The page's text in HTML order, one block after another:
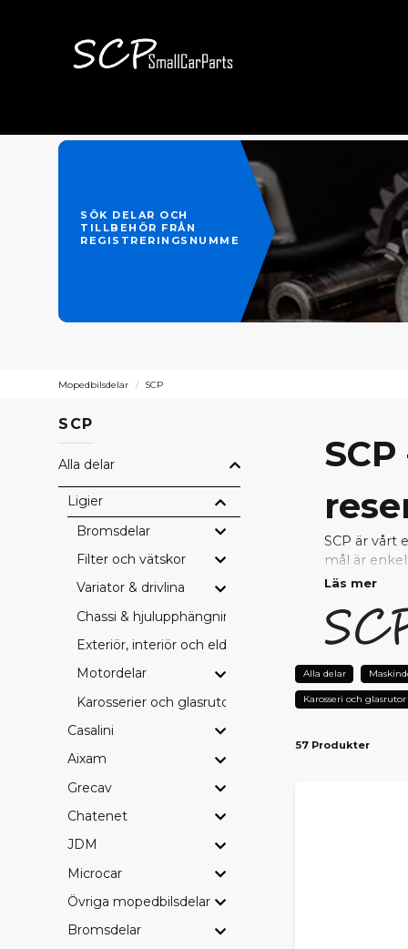
SÖK DELAR OCH
TILLBEHÖR FRÅN
REGISTRERINGSNUMMER
Mopedbilsdelar SCP
SCP
Alla delar
Ligier
Bromsdelar
Filter och vätskor
Variator & drivlina
Chassi & hjulupphängning
Exteriör, interiör och eldetaljer
Motordelar
Karosserier och glasrutor
Casalini
Aixam
Grecav
Chatenet
JDM
Microcar
Övriga mopedbilsdelar
Bromsdelar
SCP är vårt
mål är
uppfyller
reparera
Prisvärda–
Perfekt
Läs mer
Alla delar
Karosseri och glasrutor
57 Produkter